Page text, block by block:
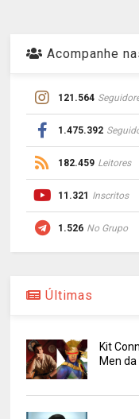
Acompanhe
121.564
1.475.392
182.459 Leitores
11.321 Inscritos
1.526 No Grupo
Últimas
Kit
Men